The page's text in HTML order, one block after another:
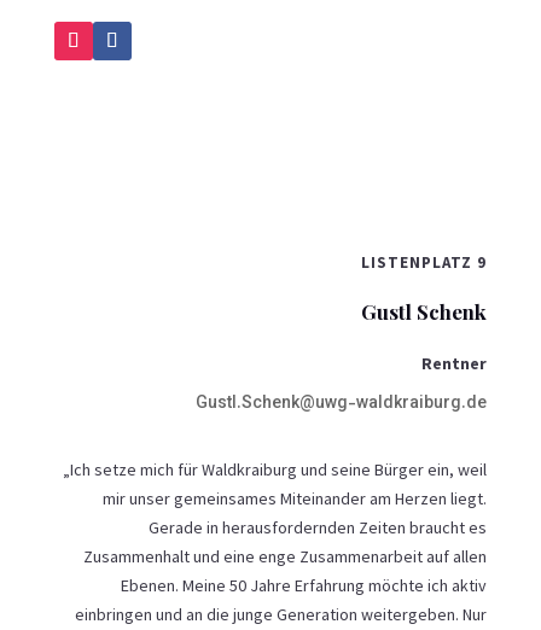
LISTENPLATZ 9
Gustl Schenk
Rentner
Gustl.Schenk@uwg-waldkraiburg.de
„Ich setze mich für Waldkraiburg und seine Bürger ein, weil
mir unser gemeinsames Miteinander am Herzen liegt.
Gerade in herausfordernden Zeiten braucht es
Zusammenhalt und eine enge Zusammenarbeit auf allen
Ebenen. Meine 50 Jahre Erfahrung möchte ich aktiv
einbringen und an die junge Generation weitergeben. Nur